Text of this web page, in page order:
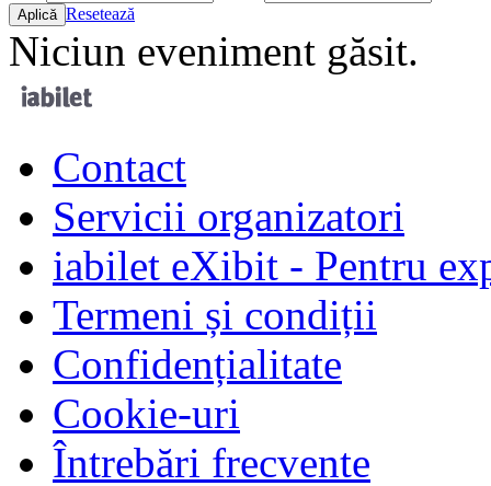
Resetează
Niciun eveniment găsit.
Contact
Servicii organizatori
iabilet eXibit - Pentru
Termeni și condiții
Confidențialitate
Cookie-uri
Întrebări frecvente